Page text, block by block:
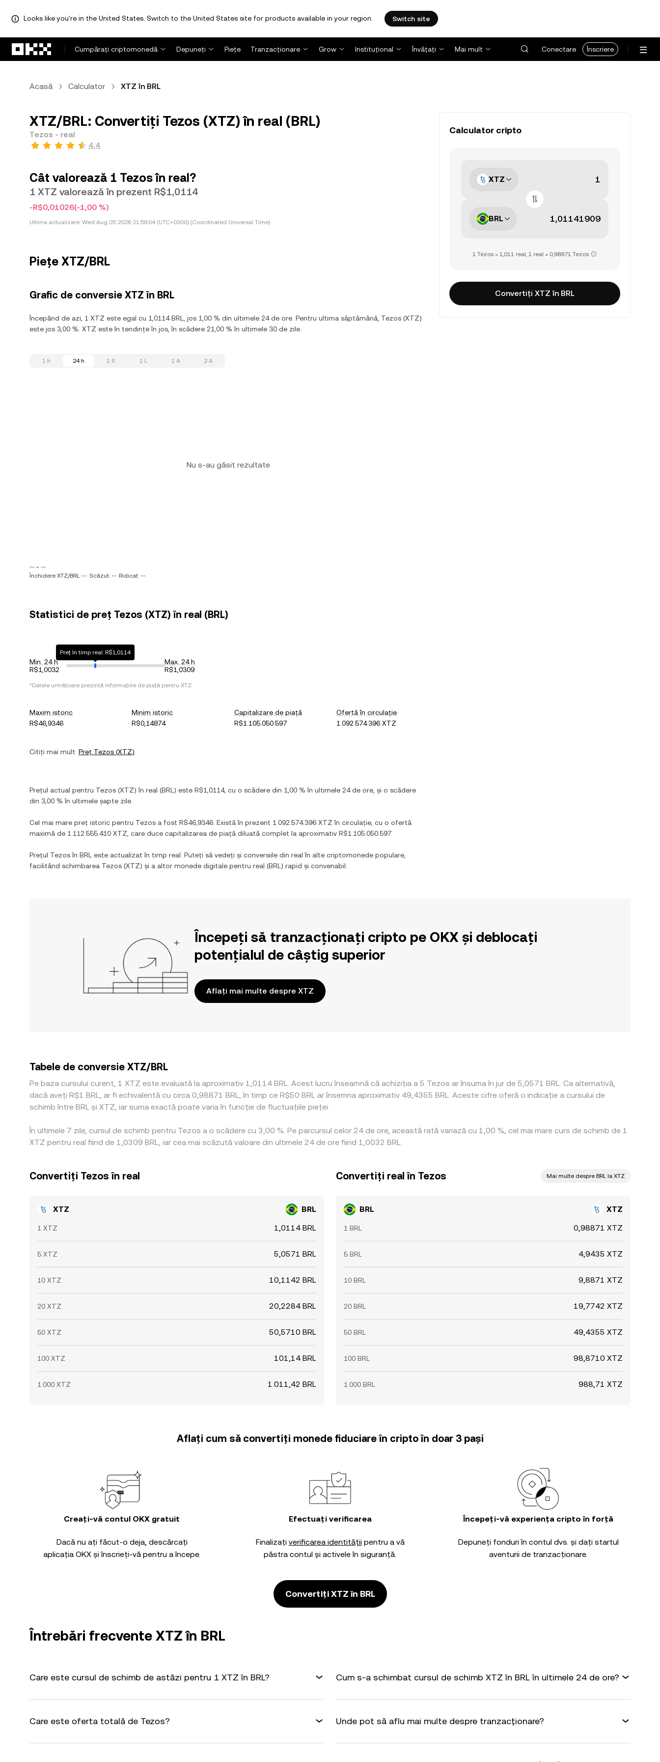
Looks like you're in the United States. Switch to the United States site for products available in your region. Switch site
Cumpărați criptomonedă
Depuneți Piețe Tranzacționare Grow Instituțional Învățați Mai mult Conectare Înscriere
Acasă Calculator XTZ în BRL
XTZ/BRL: Convertiți Tezos (XTZ) în real (BRL)
Tezos - real
4,4
Cât valorează 1 Tezos în real?
1 XTZ valorează în prezent R$1,0114
-R$0,01026(-1,00 %)
Ultima actualizare: Wed Aug 05 2026 21:58:04 (UTC+0000) (Coordinated Universal Time)
Piețe XTZ/BRL
Grafic de conversie XTZ în BRL
Începând de azi, 1 XTZ este egal cu 1,0114 BRL, jos 1,00 % din ultimele 24 de ore. Pentru ultima săptămână, Tezos (XTZ)
este jos 3,00 %. XTZ este în tendințe în jos, în scădere 21,00 % în ultimele 30 de zile.
1 h 24 h 1 S 1 L 1 A 2 A
Nu s-au găsit rezultate
-- ~ --
Închidere XTZ/BRL: -- Scăzut: -- Ridicat: --
Statistici de preț Tezos (XTZ) în real (BRL)
Min. 24 h
R$1,0032
Preț în timp real: R$1,0114
Max. 24 h
R$1,0309
*Datele următoare prezintă informațiile de piață pentru XTZ.
Maxim istoric
R$46,9346
Minim istoric
R$0,14874
Capitalizare de piață
R$1.105.050.597
Ofertă în circulație
1.092.574.396 XTZ
Citiți mai mult: Preț Tezos (XTZ)
Prețul actual pentru Tezos (XTZ) în real (BRL ) este R$1,0114, cu o scădere din 1,00 % în ultimele 24 de ore, și o scădere
din 3,00 % în ultimele șapte zile.
Cel mai mare preț istoric pentru Tezos a fost R$46,9346 . Există în prezent 1.092.574.396 XTZ în circulație, cu o ofertă
maximă de 1.112.555.410 XTZ , care duce capitalizarea de piață diluată complet la aproximativ R$1.105.050.597
Prețul Tezosîn BRL este actualizat în timp real. Puteți să vedeți și conversiile din real în alte criptomonede populare,
facilitând schimbarea Tezos (XTZ) și a altor monede digitale pentru real (BRL ) rapid și convenabil.
Calculator cripto
XTZ
BRL
1 Tezos = 1,011 real, 1 real = 0,98871 Tezos
Convertiți XTZ în BRL
Începeți să tranzacționați cripto pe OKX și deblocați
potențialul de câștig superior
Aflați mai multe despre XTZ
Tabele de conversie XTZ/BRL
Pe baza cursului curent, 1 XTZ este evaluată la aproximativ 1,0114 BRL. Acest lucru înseamnă că achiziția a 5 Tezos ar însuma în jur de 5,0571 BRL. Ca alternativă,
dacă aveți R$1 BRL, ar fi echivalentă cu circa 0,98871 BRL, în timp ce R$50 BRL ar însemna aproximativ 49,4355 BRL. Aceste cifre oferă o indicație a cursului de
schimb între BRL și XTZ, iar suma exactă poate varia în funcție de fluctuațiile pieței.
În ultimele 7 zile, cursul de schimb pentru Tezos a o scădere cu 3,00 %. Pe parcursul celor 24 de ore, această rată variază cu 1,00 %, cel mai mare curs de schimb de 1
XTZ pentru real fiind de 1,0309 BRL, iar cea mai scăzută valoare din ultimele 24 de ore fiind 1,0032 BRL.
Convertiți Tezos în real
XTZ BRL
1 XTZ 1,0114 BRL
5 XTZ 5,0571 BRL
10 XTZ 10,1142 BRL
20 XTZ 20,2284 BRL
50 XTZ 50,5710 BRL
100 XTZ 101,14 BRL
1.000 XTZ 1.011,42 BRL
Convertiți real în Tezos Mai multe despre BRL la XTZ
BRL XTZ
1 BRL 0,98871 XTZ
5 BRL 4,9435 XTZ
10 BRL 9,8871 XTZ
20 BRL 19,7742 XTZ
50 BRL 49,4355 XTZ
100 BRL 98,8710 XTZ
1.000 BRL 988,71 XTZ
Aflați cum să convertiți monede fiduciare în cripto în doar 3 pași
Creați-vă contul OKX gratuit
Dacă nu ați făcut-o deja, descărcați
aplicația OKX și înscrieți-vă pentru a începe.
Efectuați verificarea
Finalizați verificarea identității pentru a vă
păstra contul și activele în siguranță.
Începeți-vă experiența cripto în forță
Depuneți fonduri în contul dvs. și dați startul
aventurii de tranzacționare.
Convertiți XTZ în BRL
Întrebări frecvente XTZ în BRL
Care este cursul de schimb de astăzi pentru 1 XTZ în BRL? Cum s-a schimbat cursul de schimb XTZ în BRL în ultimele 24 de ore?
Care este oferta totală de Tezos? Unde pot să aflu mai multe despre tranzacționare?